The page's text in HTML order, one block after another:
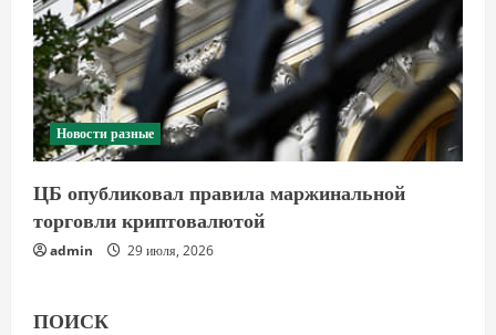
Новости разные
ЦБ опубликовал правила маржинальной
торговли криптовалютой
admin 29 июля, 2026
ПОИСК